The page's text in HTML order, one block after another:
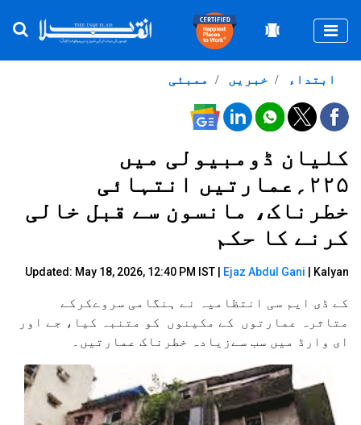
ممبئی خبریں ابتداء
کلیان ڈومبیولی میں
۲۲۵؍عمارتیں انتہائی
خطرناک، مانسون سے قبل خالی
کرنے کا حکم
Updated: May 18, 2026, 12:40 PM IST | Ejaz Abdul Gani | Kalyan
کے ڈی ایم سی انتظامیہ نے ہنگامی سروےکرکے
متاثرہ عمارتوں کے مکینوں کو متنبہ کیا، جے اور
ای وارڈ میں سب سےزیادہ خطرناک عمارتیں۔